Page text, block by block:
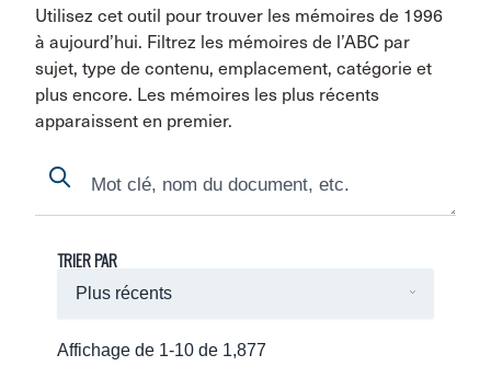
Utilisez cet outil pour trouver les mémoires de 1996
à aujourd’hui. Filtrez les mémoires de l’ABC par
sujet, type de contenu, emplacement, catégorie et
plus encore. Les mémoires les plus récents
apparaissent en premier.
Search
Search
Affichage de 1-10 de 1,877
TRIER PAR